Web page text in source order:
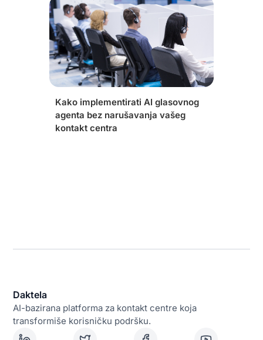
Kako implementirati AI glasovnog
agenta bez narušavanja vašeg
kontakt centra
Daktela
AI-bazirana platforma za kontakt centre koja
transformiše korisničku podršku.